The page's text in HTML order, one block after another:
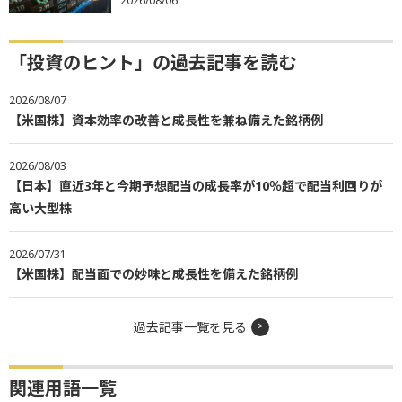
「投資のヒント」の過去記事を読む
2026/08/07
【米国株】資本効率の改善と成長性を兼ね備えた銘柄例
2026/08/03
【日本】直近3年と今期予想配当の成長率が10％超で配当利回りが
高い大型株
2026/07/31
【米国株】配当面での妙味と成長性を備えた銘柄例
過去記事一覧を見る
関連用語一覧